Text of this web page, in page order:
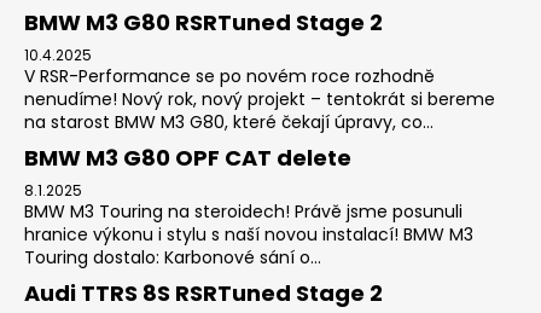
BMW M3 G80 RSRTuned Stage 2
10.4.2025
V RSR-Performance se po novém roce rozhodně
nenudíme! Nový rok, nový projekt – tentokrát si bereme
na starost BMW M3 G80, které čekají úpravy, co...
BMW M3 G80 OPF CAT delete
8.1.2025
BMW M3 Touring na steroidech! Právě jsme posunuli
hranice výkonu i stylu s naší novou instalací! BMW M3
Touring dostalo: Karbonové sání o...
Audi TTRS 8S RSRTuned Stage 2